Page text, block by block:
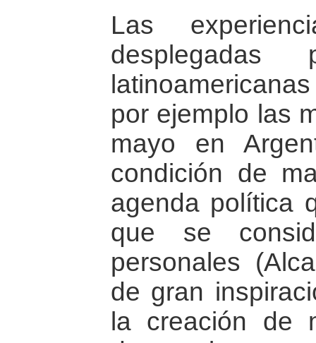
Las
por ejemplo las
mayo en
condición de
agenda política
que se
personales
de gran
la creación de